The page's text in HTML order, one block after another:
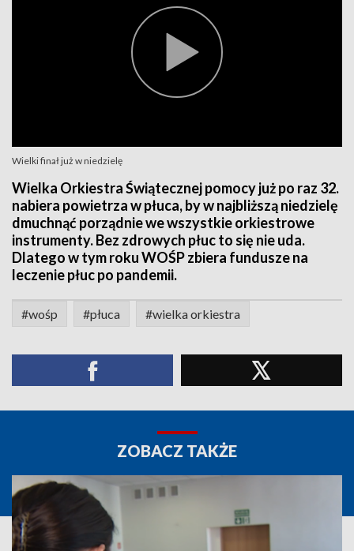
Wielki finał już w niedzielę
Wielka Orkiestra Świątecznej pomocy już po raz 32.
nabiera powietrza w płuca, by w najbliższą niedzielę
dmuchnąć porządnie we wszystkie orkiestrowe
instrumenty. Bez zdrowych płuc to się nie uda.
Dlatego w tym roku WOŚP zbiera fundusze na
leczenie płuc po pandemii.
#wośp #płuca #wielka orkiestra
ZOBACZ TAKŻE